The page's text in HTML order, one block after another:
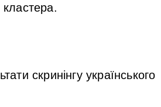
кластера.
скринінгу українського